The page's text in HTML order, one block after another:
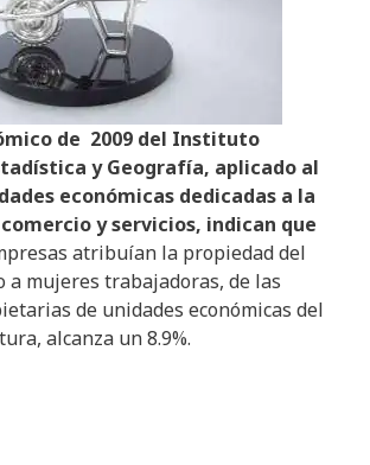
de 2009 del Instituto
y Geografía, aplicado al
económicas dedicadas a la
y servicios, indican que
atribuían la propiedad del
a mujeres trabajadoras, de las
de unidades económicas del
alcanza un 8.9%.